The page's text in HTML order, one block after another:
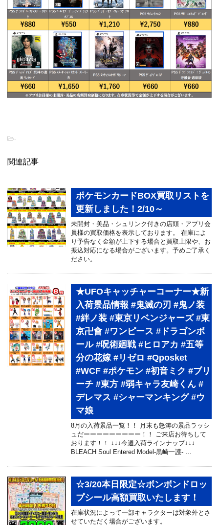
-
関連記事
ポケモンカードBOX買取リストを
更新しました！2/10～
未開封・美品・シュリンク付きの店頭・アプリ会
員様の買取価格を表示しております。 在庫によ
り予告なく金額が上下する場合と買取上限や、お
振込対応になる場合がございます。予めご了承く
ださい。
★UFOキャッチャーコーナー★新
入荷景品情報 #鬼滅の刃 #鬼ノ装
#絆ノ装 #東京リベンジャーズ #東
京卍會 #ワンピース #ドラゴンボ
ール #呪術廻戦 #ヒロアカ #五等
分の花嫁 #リゼロ #Qposket
#WCF #ポケモン #初音ミク #ブリ
ーチ #東方 #弱キャラ友崎くん #
デレマス #シャーマンキング #ウ
マ娘
8月の入荷景品一覧！！ 月末も怒涛の景品ラッシ
ュだーーーーーーーーー！！ ご来店お待ちして
おります！！ ↓↓↓今週入荷ラインナップ↓↓↓
BLEACH Soul Entered Model-黒崎一護- …
☆3/20本日限定☆ボンボンドロッ
プシール高額買取いたします！
在庫状況によって一部キャラクターは対象外とさ
せていただく場合がございます。